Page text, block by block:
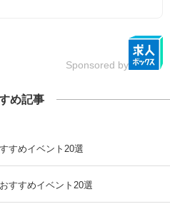
Sponsored by
め記事
すめイベント20選
すすめイベント20選